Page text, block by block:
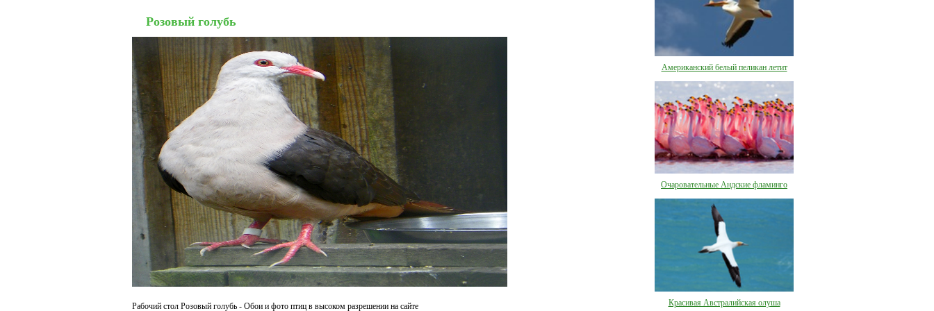
Розовый голубь
Рабочий стол Розовый голубь - Обои и фото птиц в высоком разрешении на сайте
Американский белый пеликан летит
Очаровательные Андские фламинго
Красивая Австралийская олуша